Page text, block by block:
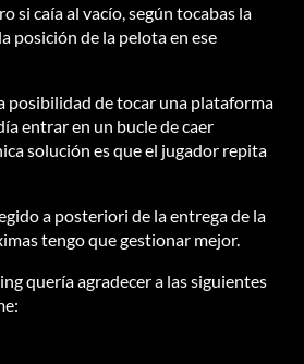
si caía al vacío, según tocabas la
posición de la pelota en ese
posibilidad de tocar una plataforma
entrar en un bucle de caer
solución es que el jugador repita
a posteriori de la entrega de la
tengo que gestionar mejor.
quería agradecer a las siguientes